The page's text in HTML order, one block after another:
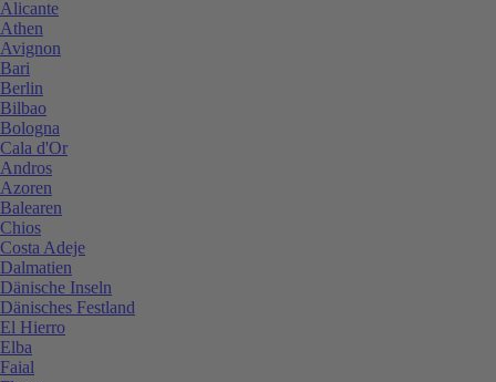
Alicante
Athen
Avignon
Bari
Berlin
Bilbao
Bologna
Cala d'Or
Andros
Azoren
Balearen
Chios
Costa Adeje
Dalmatien
Dänische Inseln
Dänisches Festland
El Hierro
Elba
Faial